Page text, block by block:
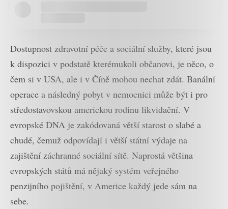
Dostupnost zdravotní péče a sociální služby, které jsou
k dispozici v podstatě kterémukoli občanovi, je něco, o
čem si v USA, ale i v Číně mohou nechat zdát. Banální
operace a následný pobyt v nemocnici může být i pro
středostavovskou americkou rodinu likvidační. V
evropské DNA je zakódovaná větší starost o slabé a
chudé, čemuž odpovídají i větší státní výdaje na
zajištění záchranné sociální sítě. Naprostá většina
evropských států má nějaký systém veřejného
penzijního pojištění, v Americe každý jede sám na
sebe.